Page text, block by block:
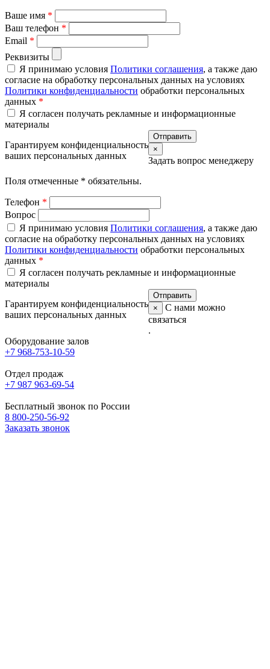
Ваше имя *
Ваш телефон *
Email *
Реквизиты
Я принимаю условия Политики соглашения, а также даю
согласие на обработку персональных данных на условиях
Политики конфиденциальности обработки персональных
данных *
Я согласен получать рекламные и информационные
материалы
Гарантируем конфиденциальность
ваших персональных данных
×
Задать вопрос менеджеру
Поля отмеченные * обязательны.
Телефон *
Вопрос
Я принимаю условия Политики соглашения, а также даю
согласие на обработку персональных данных на условиях
Политики конфиденциальности обработки персональных
данных *
Я согласен получать рекламные и информационные
материалы
Гарантируем конфиденциальность
ваших персональных данных
×
С нами можно
связаться
.
Оборудование залов
+7 968-753-10-59
Отдел продаж
+7 987 963-69-54
Бесплатный звонок по России
8 800-250-56-92
Заказать звонок